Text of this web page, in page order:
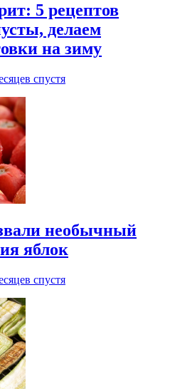
5 рецептов
делаем
на зиму
спустя
необычный
яблок
спустя